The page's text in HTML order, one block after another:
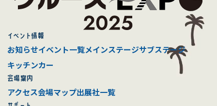
イベント情報
お知らせイベント一覧メインステージサブステージ
キッチンカー
会場案内
アクセス会場マップ出展社一覧